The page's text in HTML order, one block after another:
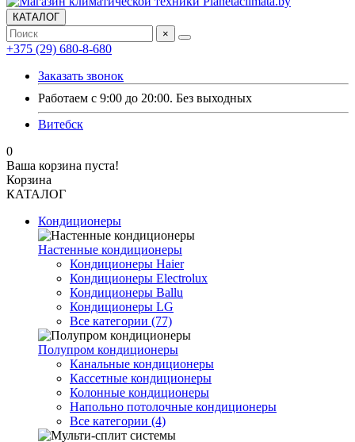
КАТАЛОГ
×
+375 (29) 680-8-680
Заказать звонок
Работаем с 9:00 до 20:00. Без выходных
Витебск
0
Ваша корзина пуста!
Корзина
КАТАЛОГ
Кондиционеры
Настенные кондиционеры
Кондиционеры Haier
Кондиционеры Electrolux
Кондиционеры Ballu
Кондиционеры LG
Все категории (77)
Полупром кондиционеры
Канальные кондиционеры
Кассетные кондиционеры
Колонные кондиционеры
Напольно потолочные кондиционеры
Все категории (4)